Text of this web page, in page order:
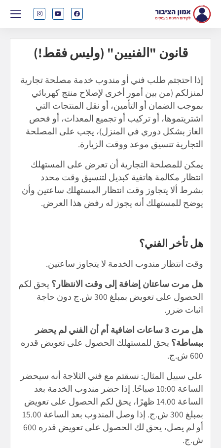
قانون "الفنيين" (وليس فقط!)
إذا احتجتم طلب فني أو مندوب خدمة مصلحة تجارية
لمنزلكم (من بين أمور أخرى لإصلاح منتج كهربائي
بموجب الضمان أو التأمين، أو نقل المنتجات التي
اشتريتموها، أو تركيب أو تجميع المعدات، أو فحص
الغاز بشكل دوري في المنزل)، يجب على المصلحة
التجارية تنسيق موعد ووقت الزيارة.
يمكن للمصلحة التجارية أن تعرض على المستهلك
انتظار مكالمة هاتفية كبديل لتنسيق وقت محدد
بشرط ألا يتجاوز وقت انتظار المستهلك ساعتين وأن
يوضح للمستهلك أنه يجوز له رفض هذا العرض.
هل تأخر الفني؟
وقت انتظار مندوب الخدمة لا يتجاوز ساعتين.
هل مرت ساعتان إضافة إلى وقت الانتظار؟ يحق لكم
الحصول على تعويض بمبلغ 300 ش.ج دون حاجة
اثبات ضرر.
هل مرت 3 ساعات اضافية أم أن الفني لم يحضر
ببساطة؟ يحق للمستهلك الحصول على تعويض قدره
600 ش.ج.
على سبيل المثال: نسقتم مع فني الثلاجة أنه سيحضر
الساعة 10:00 صباحًا. إذا حضر مندوب الخدمة بعد
الساعة 14.00 ظهرًا، يحق لكم الحصول على تعويض
بمبلغ 300 ش.ج. إذا وصل المندوب بعد الساعة 15.00
أو لم يصل، يحق لك الحصول على تعويض قدره 600
ش.ج.